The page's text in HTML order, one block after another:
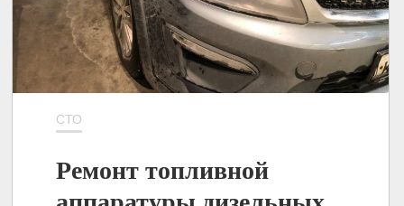
СТО
Ремонт топливной